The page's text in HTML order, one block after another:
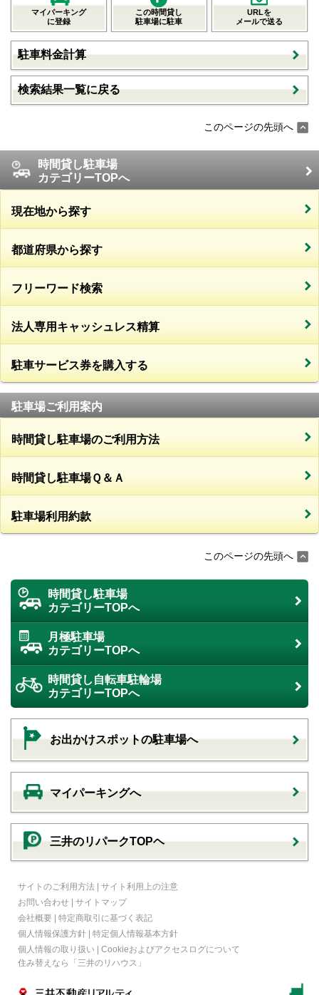
マイパーキング
に登録
この時間貸し
駐車場に駐車
URLを
メールで送る
駐車料金計算
検索結果一覧に戻る
このページの先頭へ
時間貸し駐車場
カテゴリーTOPへ
現在地から探す
都道府県から探す
フリーワード検索
法人専用キャッシュレス精算
駐車サービス券を購入する
駐車場ご利用案内
時間貸し駐車場のご利用方法
時間貸し駐車場Ｑ＆Ａ
駐車場利用約款
このページの先頭へ
時間貸し駐車場
カテゴリーTOPへ
月極駐車場
カテゴリーTOPへ
時間貸し自転車駐輪場
カテゴリーTOPへ
お出かけスポットの駐車場へ
マイパーキングへ
三井のリパークTOPヘ
サイトのご利用方法 | サイト利用上の注意
お問い合わせ | サイトマップ
会社概要 | 特定商取引に基づく表記
個人情報保護方針 | 特定個人情報基本方針
個人情報の取り扱い | Cookieおよびアクセスログについて
住み替えなら
「三井のリハウス」